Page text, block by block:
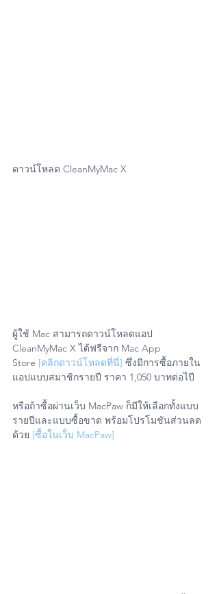
ดาวน์โหลด CleanMyMac X
ผู้ใช้ Mac สามารถดาวน์โหลดแอป
CleanMyMac X ได้ฟรีจาก Mac App
Store [คลิกดาวน์โหลดที่นี่] ซึ่งมีการซื้อภายใน
แอปแบบสมาชิกรายปี ราคา 1,050 บาทต่อไปี
หรือถ้าซื้อผ่านเว็บ MacPaw ก็มีให้เลือกทั้งแบบ
รายปีและแบบซื้อขาด พร้อมโปรโมชันส่วนลด
ด้วย [ซื้อในเว็บ MacPaw]